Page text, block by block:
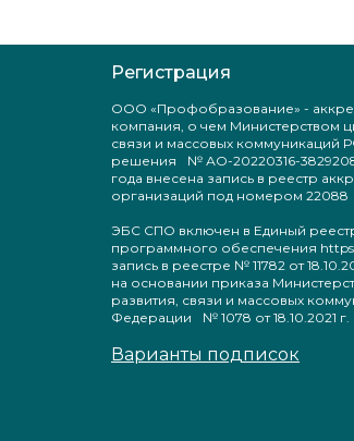
Регистрация
ООО «Профобразование» -
компания, о чем Министерством
связи и массовых коммуникаций
решения № АО-20220316-
года внесена запись в реестр
организаций под номером 22088
ЭБС СПО включен в Единый
программного обеспечения
запись в реестре № 11782 от
на основании приказа
развития, связи и массовых
Федерации № 1078 от 18.10.2021 г.
Варианты подписок